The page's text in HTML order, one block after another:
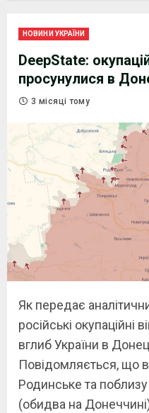
НОВИНИ УКРАЇНИ
DeepState:
просунулися в
3 місяці тому
Як передає
російські окупаційні
вглиб України в
Повідомляється, що
Родинське та
(обидва на